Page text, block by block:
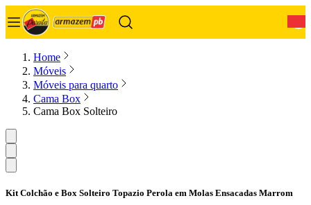
Home
Móveis
Móveis para quarto
Cama Box
Cama Box Solteiro
Kit Colchão e Box Solteiro Topazio Perola em Molas Ensacadas Marrom